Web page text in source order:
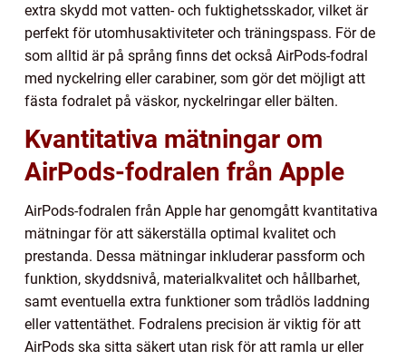
extra skydd mot vatten- och fuktighetsskador, vilket är
perfekt för utomhusaktiviteter och träningspass. För de
som alltid är på språng finns det också AirPods-fodral
med nyckelring eller carabiner, som gör det möjligt att
fästa fodralet på väskor, nyckelringar eller bälten.
Kvantitativa mätningar om
AirPods-fodralen från Apple
AirPods-fodralen från Apple har genomgått kvantitativa
mätningar för att säkerställa optimal kvalitet och
prestanda. Dessa mätningar inkluderar passform och
funktion, skyddsnivå, materialkvalitet och hållbarhet,
samt eventuella extra funktioner som trådlös laddning
eller vattentäthet. Fodralens precision är viktig för att
AirPods ska sitta säkert utan risk för att ramla ur eller